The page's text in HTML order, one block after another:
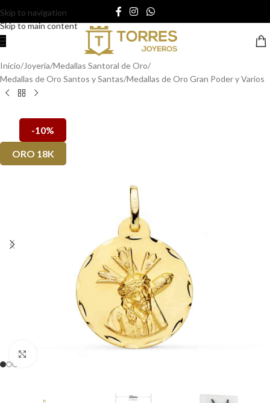
Skip to navigation
Skip to main content
Inicio/Joyería/Medallas Santoral de Oro/
Medallas de Oro Santos y Santas/Medallas de Oro Gran Poder y Varios
-10%
ORO 18K